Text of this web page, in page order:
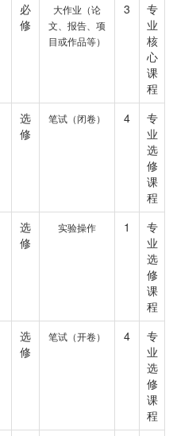
必
修
大作业（论
文、报告、项
目或作品等）
3
专
业
核
心
课
程
选
修
笔试（闭卷） 4
专
业
选
修
课
程
选
修
实验操作 1
专
业
选
修
课
程
选
修
笔试（开卷） 4
专
业
选
修
课
程